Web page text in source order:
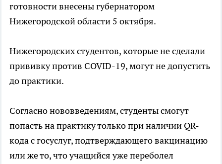
готовности внесены губернатором
Нижегородской области 5 октября.
Нижегородских студентов, которые не сделали
прививку против COVID-19, могут не допустить
до практики.
Согласно нововведениям, студенты смогут
попасть на практику только при наличии QR-
кода с госуслуг, подтверждающего вакцинацию
или же то, что учащийся уже переболел